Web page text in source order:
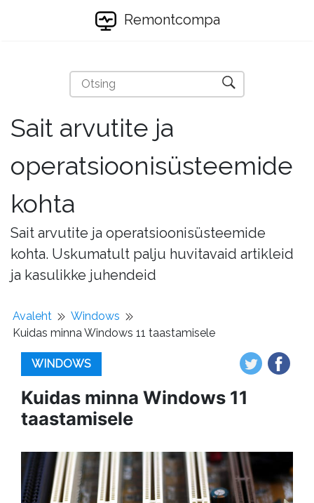
Remontcompa
Sait arvutite ja
operatsioonisüsteemide
kohta
Sait arvutite ja operatsioonisüsteemide
kohta. Uskumatult palju huvitavaid artikleid
ja kasulikke juhendeid
Avaleht
Windows
Kuidas minna Windows 11 taastamisele
WINDOWS
Kuidas minna Windows 11
taastamisele